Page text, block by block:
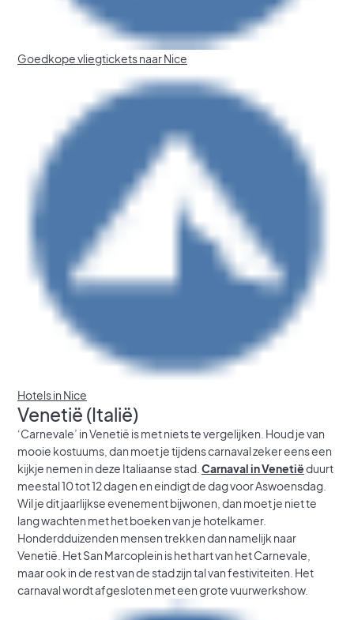
Goedkope vliegtickets naar Nice
Hotels in Nice
Venetië (Italië)
‘Carnevale’ in Venetië is met niets te vergelijken. Houd je van
mooie kostuums, dan moet je tijdens carnaval zeker eens een
kijkje nemen in deze Italiaanse stad. Carnaval in Venetiëduurt
meestal 10 tot 12 dagen en eindigt de dag voor Aswoensdag.
Wil je dit jaarlijkse evenement bijwonen, dan moet je niet te
lang wachten met het boeken van je hotelkamer.
Honderdduizenden mensen trekken dan namelijk naar
Venetië. Het San Marcoplein is het hart van het Carnevale,
maar ook in de rest van de stad zijn tal van festiviteiten. Het
carnaval wordt afgesloten met een grote vuurwerkshow.